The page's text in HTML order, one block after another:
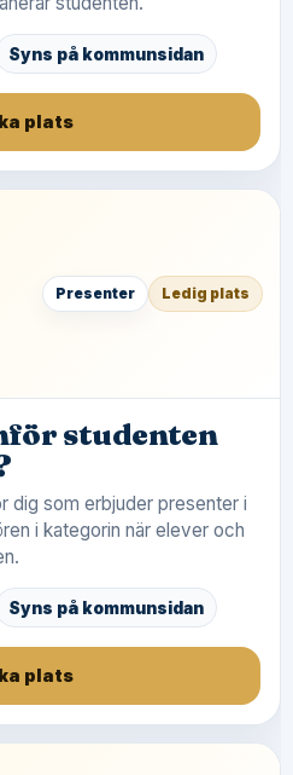
Syns på kommunsidan
plats
Presenter Ledig plats
studenten
dig som erbjuder presenter i
i kategorin när elever och
Syns på kommunsidan
plats